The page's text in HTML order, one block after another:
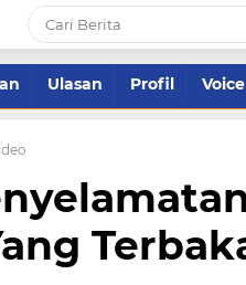
Ulasan Profil